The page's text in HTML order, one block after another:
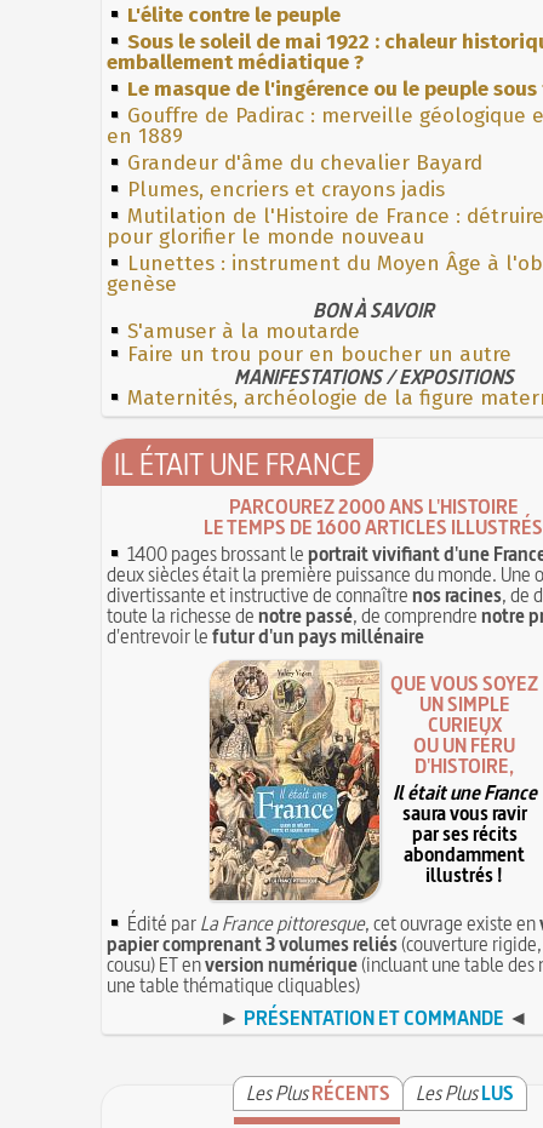
L'élite contre le peuple
Sous le soleil de mai 1922 : chaleur
emballement médiatique ?
Le masque de l'ingérence ou le peuple
Gouffre de Padirac : merveille géologique
en 1889
Grandeur d'âme du chevalier Bayard
Plumes, encriers et crayons jadis
Mutilation de l'Histoire de France :
pour glorifier le monde nouveau
Lunettes : instrument du Moyen Âge à
genèse
BON À SAVOIR
S'amuser à la moutarde
Faire un trou pour en boucher un autre
MANIFESTATIONS / EXPOSITIONS
Maternités, archéologie de la figure
IL ÉTAIT UNE FRANCE
PARCOUREZ 2000 ANS L'HISTOIRE
LE TEMPS DE 1600 ARTICLES ILLUSTRÉS
1400 pages brossant leportrait vivifiant d'une
deux siècles était la première puissance du monde. Une
divertissante et instructive de connaîtrenos racines, de
toute la richesse denotre passé, de comprendrenotre
d'entrevoir lefutur d'un pays millénaire
QUE VOUS SOYEZ
UN SIMPLE
CURIEUX
OU UN FÉRU
D'HISTOIRE,
Il était une France
saura vous ravir
par ses récits
abondamment
illustrés !
Édité parLa France pittoresque, cet ouvrage existe en
papier comprenant 3 volumes reliés(couverture
cousu) ET enversion numérique(incluant une table des
une table thématique cliquables)
► PRÉSENTATION ET COMMANDE ◄
Les PlusRÉCENTS Les PlusLUS